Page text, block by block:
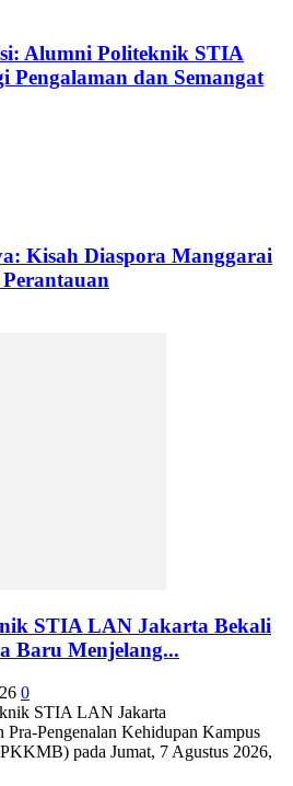
Alumni Politeknik STIA
dan Semangat
Kisah Diaspora Manggarai
STIA LAN Jakarta Bekali
Baru Menjelang...
0
STIA LAN Jakarta
Pra-Pengenalan Kehidupan Kampus
pada Jumat, 7 Agustus 2026,